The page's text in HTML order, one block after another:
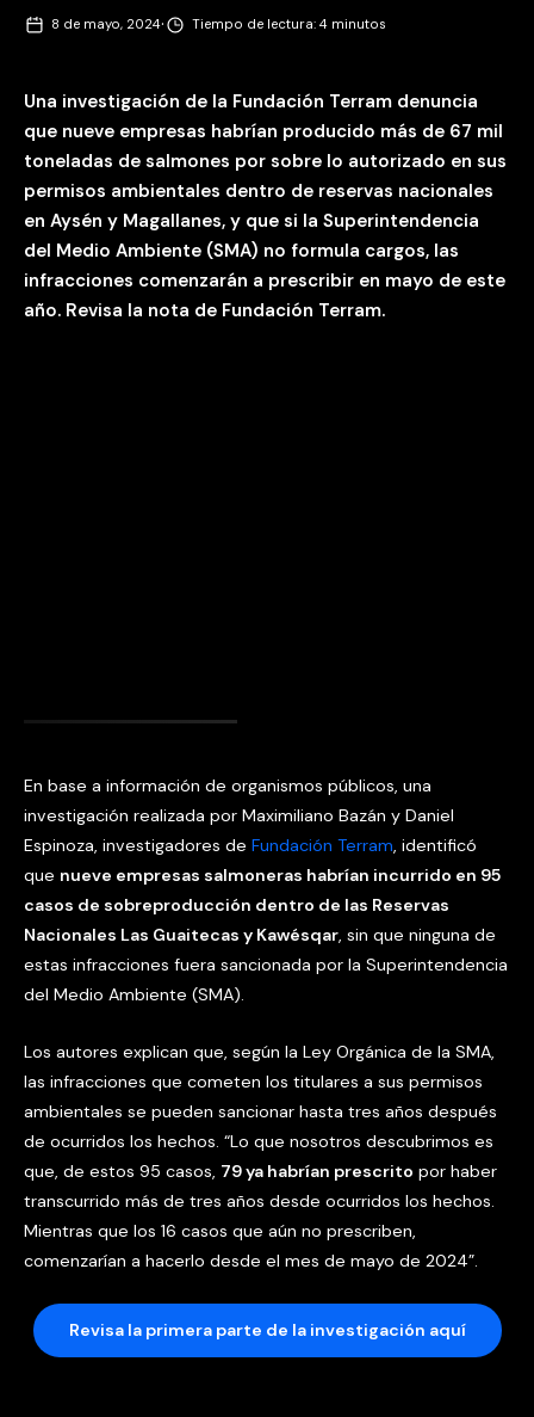
8 de mayo, 2024· Tiempo de lectura: 4 minutos
Una investigación de la Fundación Terram denuncia
que nueve empresas habrían producido más de 67 mil
toneladas de salmones por sobre lo autorizado en sus
permisos ambientales dentro de reservas nacionales
en Aysén y Magallanes, y que si la Superintendencia
del Medio Ambiente (SMA) no formula cargos, las
infracciones comenzarán a prescribir en mayo de este
año. Revisa la nota de Fundación Terram.
En base a información de organismos públicos, una
investigación realizada por Maximiliano Bazán y Daniel
Espinoza, investigadores de Fundación Terram, identificó
que nueve empresas salmoneras habrían incurrido en 95
casos de sobreproducción dentro de las Reservas
Nacionales Las Guaitecas y Kawésqar, sin que ninguna de
estas infracciones fuera sancionada por la Superintendencia
del Medio Ambiente (SMA).
Los autores explican que, según la Ley Orgánica de la SMA,
las infracciones que cometen los titulares a sus permisos
ambientales se pueden sancionar hasta tres años después
de ocurridos los hechos. “Lo que nosotros descubrimos es
que, de estos 95 casos, 79 ya habrían prescrito por haber
transcurrido más de tres años desde ocurridos los hechos.
Mientras que los 16 casos que aún no prescriben,
comenzarían a hacerlo desde el mes de mayo de 2024”.
Revisa la primera parte de la investigación aquí